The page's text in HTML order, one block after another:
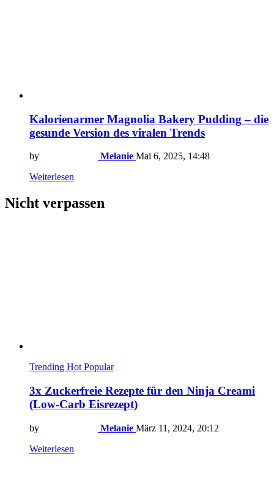
Kalorienarmer Magnolia Bakery Pudding – die
gesunde Version des viralen Trends
by Melanie Mai 6, 2025, 14:48
Weiterlesen
Nicht verpassen
Trending Hot Popular
3x Zuckerfreie Rezepte für den Ninja Creami
(Low-Carb Eisrezept)
by Melanie März 11, 2024, 20:12
Weiterlesen